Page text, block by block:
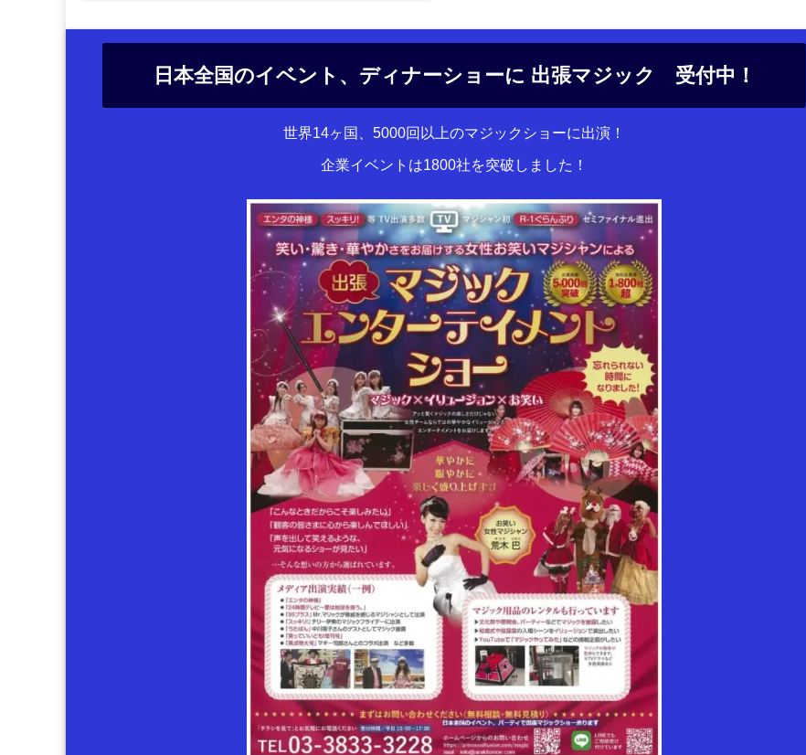
日本全国のイベント、ディナーショーに 出張マジック 受付中！
世界14ヶ国、5000回以上のマジックショーに出演！
企業イベントは1800社を突破しました！